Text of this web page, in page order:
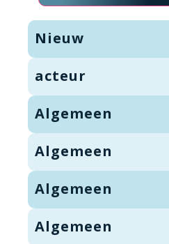
Nieuw
acteur
Algemeen
Algemeen
Algemeen
Algemeen